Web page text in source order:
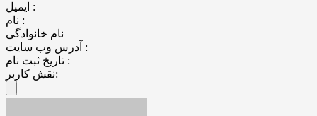
ایمیل :
نام :
نام خانوادگی
آدرس وب سایت :
تاریخ ثبت نام :
نقش کاربر: